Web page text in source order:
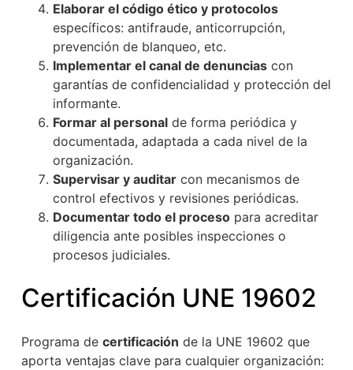
Elaborar el código ético y protocolos
específicos: antifraude, anticorrupción,
prevención de blanqueo, etc.
Implementar el canal de denunciascon
garantías de confidencialidad y protección del
informante.
Formar al personalde forma periódica y
documentada, adaptada a cada nivel de la
organización.
Supervisar y auditarcon mecanismos de
control efectivos y revisiones periódicas.
Documentar todo el procesopara acreditar
diligencia ante posibles inspecciones o
procesos judiciales.
Certificación UNE 19602
Programa de certificación de la UNE 19602 que
aporta ventajas clave para cualquier organización: